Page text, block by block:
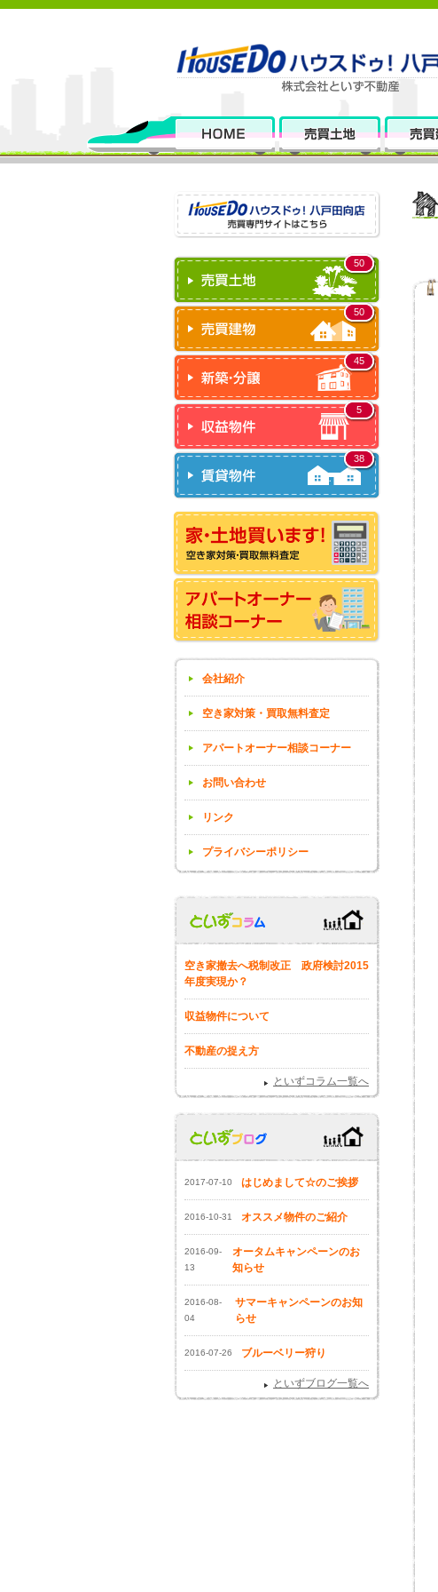
50
50
45
5
38
会社紹介
空き家対策・買取無料査定
アパートオーナー相談コーナー
お問い合わせ
リンク
プライバシーポリシー
空き家撤去へ税制改正 政府検討2015
年度実現か？
収益物件について
不動産の捉え方
といずコラム一覧へ
2017-07-10 はじめまして☆のご挨拶
2016-10-31 オススメ物件のご紹介
2016-09-
13
オータムキャンペーンのお
知らせ
2016-08-
04
サマーキャンペーンのお知
らせ
2016-07-26 ブルーベリー狩り
といずブログ一覧へ